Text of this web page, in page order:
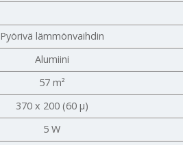
Pyörivä lämmönvaihdin
Alumiini
57 m²
370 x 200 (60 μ)
5 W